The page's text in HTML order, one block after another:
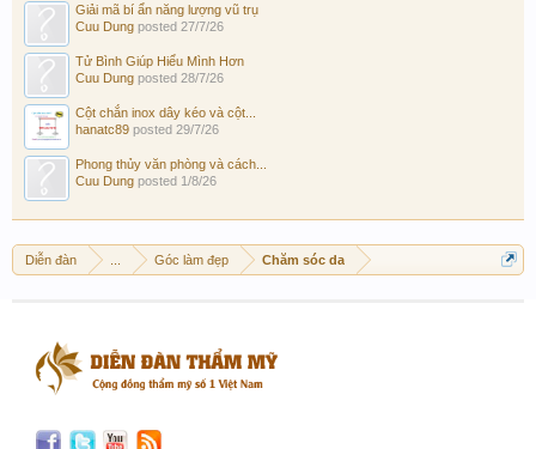
Giải mã bí ẩn năng lượng vũ trụ
Cuu Dung posted 27/7/26
Tử Bình Giúp Hiểu Mình Hơn
Cuu Dung posted 28/7/26
Cột chắn inox dây kéo và cột...
hanatc89 posted 29/7/26
Phong thủy văn phòng và cách...
Cuu Dung posted 1/8/26
Diễn đàn Góc làm đẹp Chăm sóc da